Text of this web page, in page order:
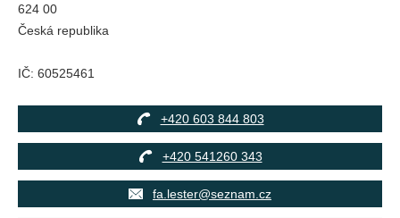
624 00
Česká republika
IČ: 60525461
+420 603 844 803
+420 541260 343
fa.lester@seznam.cz